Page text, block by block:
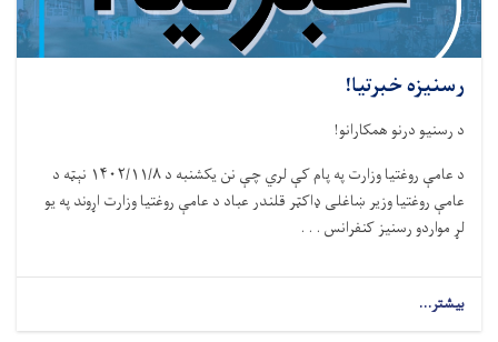
رسنیزه خبرتیا!
د رسنیو درنو همکارانو!
د عامې روغتیا وزارت په پام کې لري چې نن يکشنبه د ۱۴۰۲/۱۱/۸ نېټه د
عامې روغتيا وزير ښاغلی ډاکټر قلندر عباد د عامې روغتيا وزارت اړوند په يو
لړ مواردو رسنيز کنفرانس . . .
بیشتر...
رسنیزه